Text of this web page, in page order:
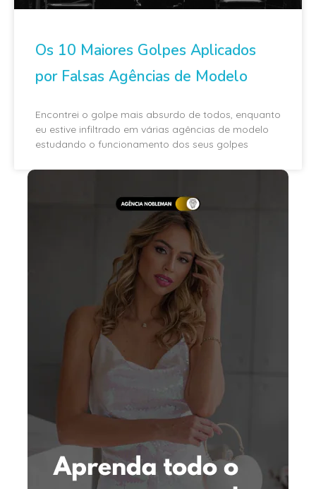
Os 10 Maiores Golpes Aplicados
por Falsas Agências de Modelo
Encontrei o golpe mais absurdo de todos, enquanto
eu estive infiltrado em várias agências de modelo
estudando o funcionamento dos seus golpes